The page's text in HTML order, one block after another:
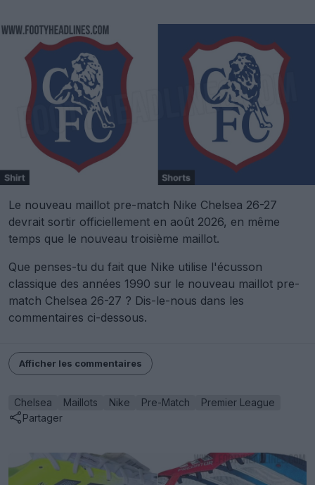
Le nouveau maillot pre-match Nike Chelsea 26-27
devrait sortir officiellement en août 2026, en même
temps que le nouveau troisième maillot.
Que penses-tu du fait que Nike utilise l'écusson
classique des années 1990 sur le nouveau maillot pre-
match Chelsea 26-27 ? Dis-le-nous dans les
commentaires ci-dessous.
Afficher les commentaires
Chelsea Maillots Nike Pre-Match
Premier League
Partager